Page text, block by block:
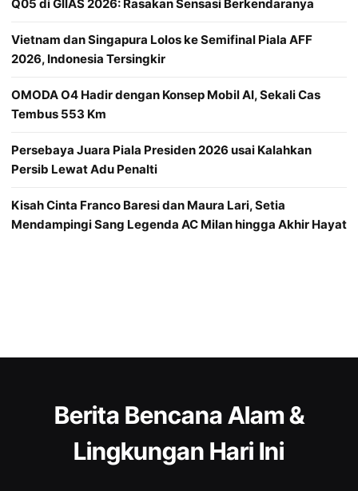
Q05 di GIIAS 2026: Rasakan Sensasi Berkendaranya
Vietnam dan Singapura Lolos ke Semifinal Piala AFF
2026, Indonesia Tersingkir
OMODA O4 Hadir dengan Konsep Mobil AI, Sekali Cas
Tembus 553 Km
Persebaya Juara Piala Presiden 2026 usai Kalahkan
Persib Lewat Adu Penalti
Kisah Cinta Franco Baresi dan Maura Lari, Setia
Mendampingi Sang Legenda AC Milan hingga Akhir Hayat
Berita Bencana Alam &
Lingkungan Hari Ini